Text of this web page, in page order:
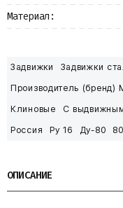
Материал:
Задвижки Задвижки
Производитель (бренд)
Клиновые
С
Россия
Ру 16 Ду-80
ОПИСАНИЕ